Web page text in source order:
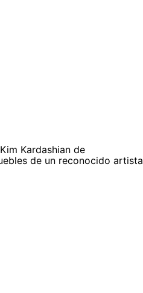
Kardashian de
de un reconocido artista